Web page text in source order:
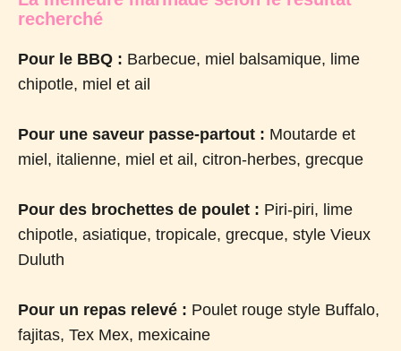
recherché
Pour le BBQ : Barbecue, miel balsamique, lime
chipotle, miel et ail
Pour une saveur passe-partout : Moutarde et
miel, italienne, miel et ail, citron-herbes, grecque
Pour des brochettes de poulet : Piri-piri, lime
chipotle, asiatique, tropicale, grecque, style Vieux
Duluth
Pour un repas relevé : Poulet rouge style Buffalo,
fajitas, Tex Mex, mexicaine